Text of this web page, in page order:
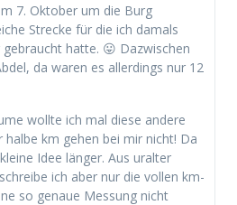
7. Oktober um die Burg
Strecke für die ich damals
hatte. 😛 Dazwischen
da waren es allerdings nur 12
wollte ich mal diese andere
km gehen bei mir nicht! Da
Idee länger. Aus uralter
ich aber nur die vollen km-
so genaue Messung nicht